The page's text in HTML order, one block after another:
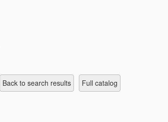
Back to search results full catalog